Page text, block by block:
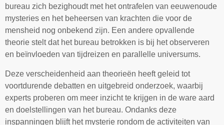
bureau zich bezighoudt met het ontrafelen van eeuwenoude
mysteries en het beheersen van krachten die voor de
mensheid nog onbekend zijn. Een andere opvallende
theorie stelt dat het bureau betrokken is bij het observeren
en beïnvloeden van tijdreizen en parallelle universums.
Deze verscheidenheid aan theorieën heeft geleid tot
voortdurende debatten en uitgebreid onderzoek, waarbij
experts proberen om meer inzicht te krijgen in de ware aard
en doelstellingen van het bureau. Ondanks deze
inspanningen blijft het mysterie rondom de activiteiten van